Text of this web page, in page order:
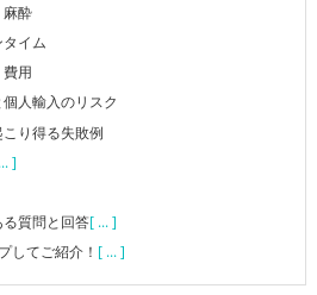
麻酔
イム
用
人輸入のリスク
り得る失敗例
]
質問と回答[ ... ]
してご紹介！ [ ... ]